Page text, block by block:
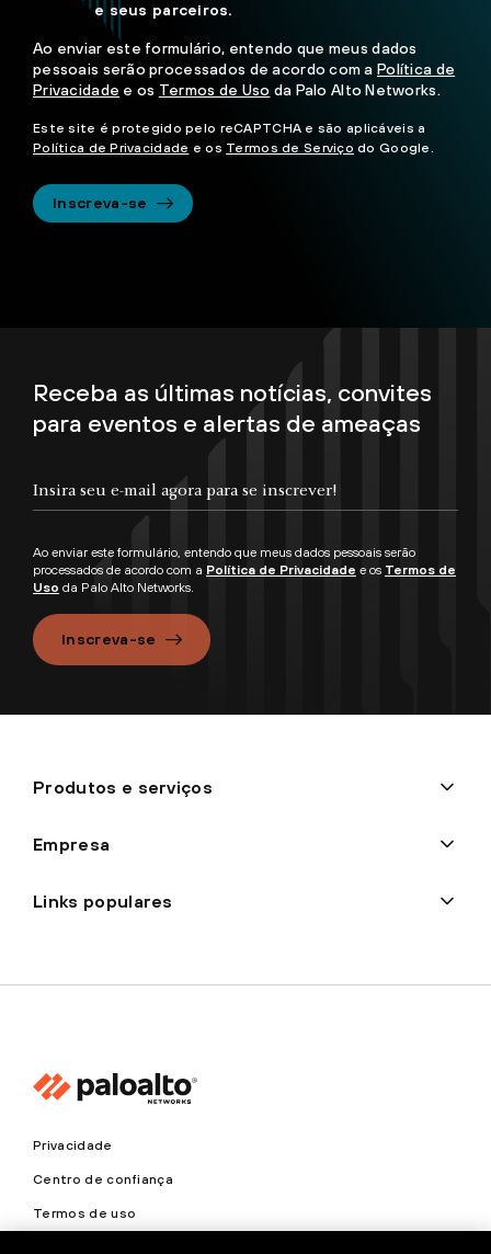
e seus parceiros.
Ao enviar este formulário, entendo que meus dados
pessoais serão processados de acordo com aPolítica de
Privacidade e os Termos de Uso da Palo Alto Networks.
Este site é protegido pelo reCAPTCHA e são aplicáveis a
Política de Privacidade e os Termos de Serviço do Google.
Inscreva-se
Receba as últimas notícias, convites
para eventos e alertas de ameaças
Ao enviar este formulário, entendo que meus dados pessoais serão
processados de acordo com a Política de Privacidade e os Termos de
Uso da Palo Alto Networks.
Inscreva-se
Produtos e serviços
Empresa
Links populares
Privacidade
Centro de confiança
Termos de uso